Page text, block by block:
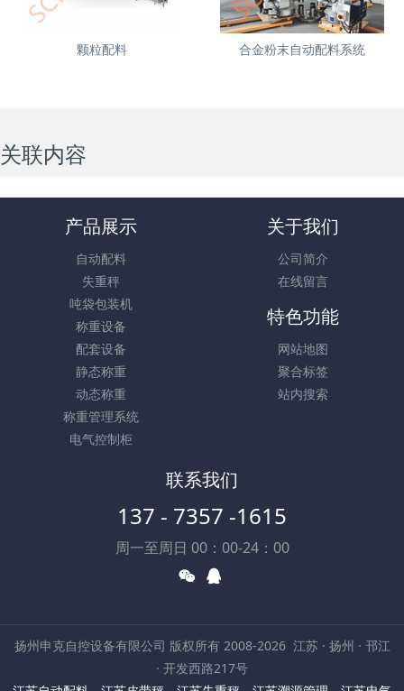
颗粒配料 合金粉末自动配料系统
关联内容
产品展示
自动配料
失重秤
吨袋包装机
称重设备
配套设备
静态称重
动态称重
称重管理系统
电气控制柜
关于我们
公司简介
在线留言
特色功能
网站地图
聚合标签
站内搜索
联系我们
137 - 7357 -1615
周一至周日 00：00-24：00
扬州申克自控设备有限公司 版权所有 2008-2026 江苏 · 扬州 · 邗江
· 开发西路217号